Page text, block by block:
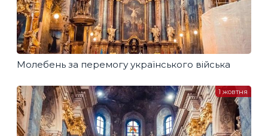
Молебень за перемогу українського війська
1 жовтня